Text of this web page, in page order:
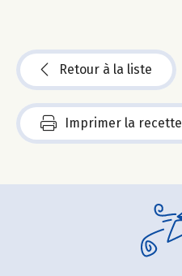
Retour à la liste
Imprimer la recette